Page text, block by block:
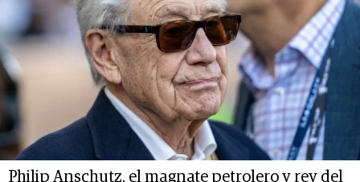
Philip Anschutz, el magnate petrolero y rey del